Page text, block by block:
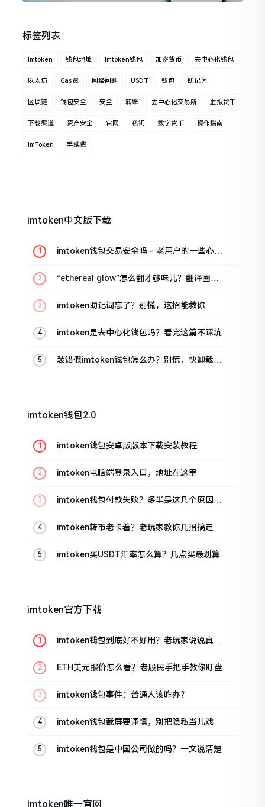
标签列表
Imtoken 钱包地址 Imtoken钱包 加密货币 去中心化钱包
以太坊 Gas费 网络问题 USDT 钱包 助记词
区块链 钱包安全 安全 转账 去中心化交易所 虚拟货币
下载渠道 资产安全 官网 私钥 数字货币 操作指南
ImToken 手续费
imtoken中文版下载
imtoken钱包交易安全吗 - 老用户的一些心里
“ethereal glow”怎么翻才够味儿？翻译圈老
imtoken助记词忘了？别慌，这招能救你
imtoken是去中心化钱包吗？看完这篇不踩坑
装错假imtoken钱包怎么办？别慌，快卸载，
imtoken钱包2.0
imtoken钱包安卓版版本下载安装教程
imtoken电脑端登录入口，地址在这里
imtoken钱包付款失败？多半是这几个原因闹
imtoken转币老卡着？老玩家教你几招搞定
imtoken买USDT汇率怎么算？几点买最划算
imtoken官方下载
imtoken钱包到底好不好用？老玩家说说真实
ETH美元报价怎么看？老股民手把手教你盯盘
imtoken钱包事件：普通人该咋办？
imtoken钱包截屏要谨慎，别把隐私当儿戏
imtoken钱包是中国公司做的吗？一文说清楚
imtoken唯一官网